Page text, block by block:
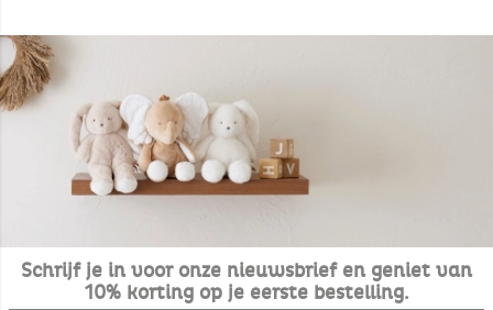
Schrijf je in voor onze nieuwsbrief en geniet van
10% korting op je eerste bestelling.